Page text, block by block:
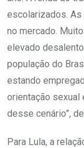
escolarizados. As
no mercado.
elevado
população do
estando
orientação sexual
desse cenário”,
Para Lula, a